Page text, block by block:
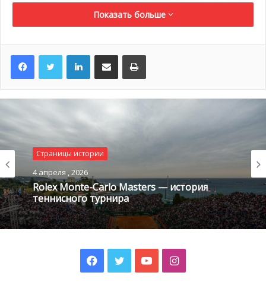
Однако биография прославленного венецианца отнюдь
не сводится к любовным авантюрам. История Джакомо
Казановы начинается в 1725 году. Он родился в семье
комедиантов Гаэтано Казановы и Дзанетты Фарусси.
Поскольку мать часто пребывала в разъездах, мальчика
воспитывала бабушка.
Показать больше
LinkedInПоделиться по электронной почте Распечатать
Страницы истории
4 апреля , 2026
Rolex Monte-Carlo Masters — история
теннисного турнира
Facebook
TwitterYouTubeInstagram